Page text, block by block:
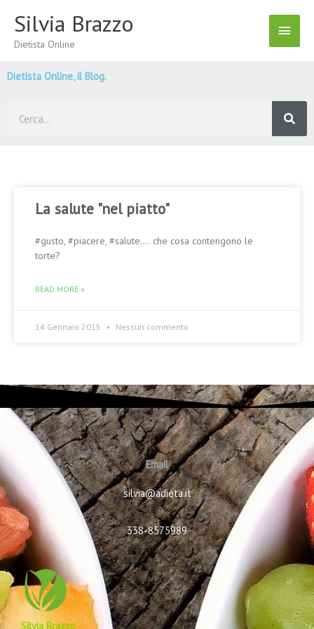
contenuto
Silvia Brazzo
Dietista Online
Menu
Dietista Online, il Blog.
La salute "nel piatto"
#gusto, #piacere, #salute…. che cosa contengono le
torte?
READ MORE »
14 Gennaio 2015 Nessun commento
Email
silvia@adieta.it
338-8575989
Silvia Brazzo